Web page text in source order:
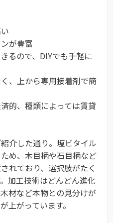
が豊富
るので、DIYでも手軽に
、上から専用接着剤で簡
的、種類によっては賃貸
介した通り。塩ビタイル
め、木目柄や石目柄など
れており、選択肢がたく
加工技術はどんどん進化
材など本物との見分けが
上がっています。